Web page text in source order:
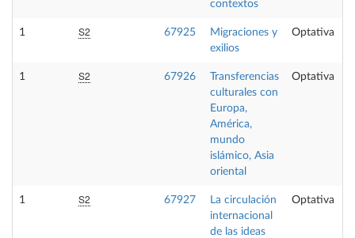
contextos
1 S2 67925
Migraciones y
exilios
Optativa
1 S2 67926
Transferencias
culturales con
Europa,
América,
mundo
islámico, Asia
oriental
Optativa
1 S2 67927
La circulación
internacional
de las ideas
Optativa